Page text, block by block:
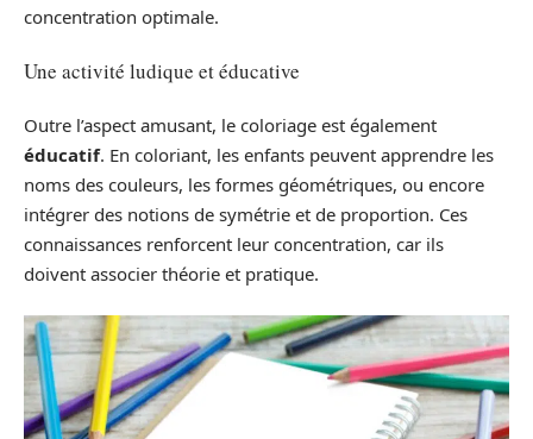
concentration optimale.
Une activité ludique et éducative
Outre l’aspect amusant, le coloriage est également
éducatif. En coloriant, les enfants peuvent apprendre les
noms des couleurs, les formes géométriques, ou encore
intégrer des notions de symétrie et de proportion. Ces
connaissances renforcent leur concentration, car ils
doivent associer théorie et pratique.